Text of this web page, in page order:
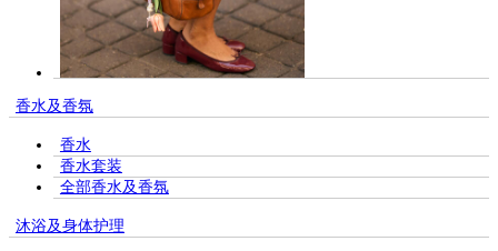
香水及香氛
香水
香水套装
全部香水及香氛
沐浴及身体护理